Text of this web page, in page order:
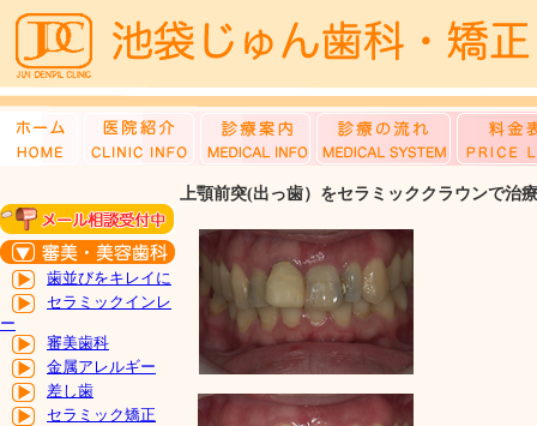
歯並びをキレイに
セラミックインレ
ー
審美歯科
金属アレルギー
差し歯
セラミック矯正
上顎前突(出っ歯）をセラミッククラウンで治療